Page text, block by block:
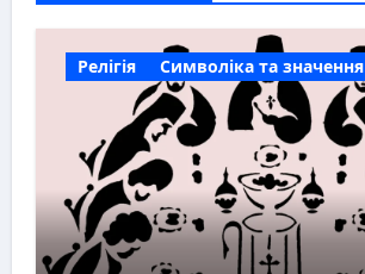
Релігія Символіка та значення